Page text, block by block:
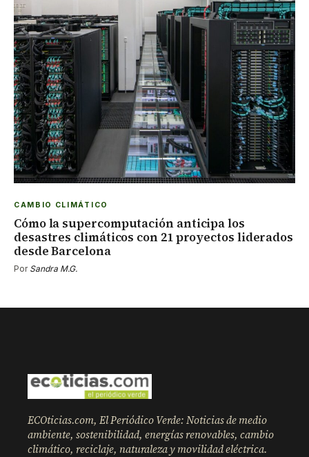
CAMBIO CLIMÁTICO
Cómo la supercomputación anticipa los
desastres climáticos con 21 proyectos liderados
desde Barcelona
Por Sandra M.G.
ECOticias.com, El Periódico Verde: Noticias de medio
ambiente, sostenibilidad, energías renovables, cambio
climático, reciclaje, naturaleza y movilidad eléctrica.